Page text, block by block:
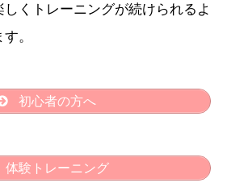
くトレーニングが続けられるよ
。
初心者の方へ
体験トレーニング